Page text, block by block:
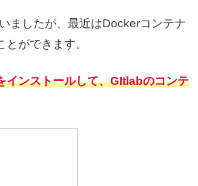
ましたが、最近はDockerコンテナ
ができます。
ンストールして、GItlabのコンテ